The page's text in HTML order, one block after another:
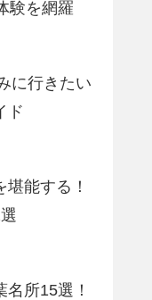
験を網羅
に行きたい
ド
堪能する！
名所15選！